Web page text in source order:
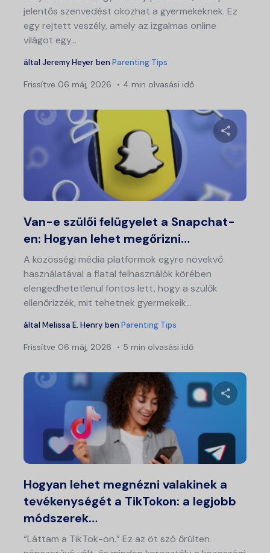
jelentős szenvedést okozhat a gyermekeknek. Ez
egy rejtett veszély, amely az izgalmas online
világot egy...
által Jeremy Heyer ben Parenting Tips
Frissítve 06 máj, 2026 4 min olvasási idő
Van-e szülői felügyelet a Snapchat-
en: Hogyan lehet megőrizni…
A közösségi média platformok egyre növekvő
használatával a fiatal felhasználók körében
elengedhetetlenül fontos lett, hogy a szülők
ellenőrizzék, mit tehetnek gyermekeik...
által Melissa E. Henry ben Parenting Tips
Frissítve 06 máj, 2026 5 min olvasási idő
Hogyan lehet megnézni valakinek a
tevékenységét a TikTokon: a legjobb
módszerek…
“Láttam a TikTok-on.” Ez az öt szó őrülten